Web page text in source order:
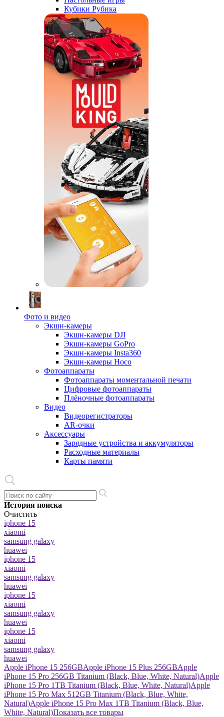
Кубики Рубика
Фото и видео
Экшн-камеры
Экшн-камеры DJI
Экшн-камеры GoPro
Экшн-камеры Insta360
Экшн-камеры Hoco
Фотоаппараты
Фотоаппараты моментальной печати
Цифровые фотоаппараты
Плёночные фотоаппараты
Видео
Видеорегистраторы
AR-очки
Аксессуары
Зарядные устройства и аккумуляторы
Расходные материалы
Карты памяти
История поиска
Очистить
iphone 15
xiaomi
samsung galaxy
huawei
iphone 15
xiaomi
samsung galaxy
huawei
iphone 15
xiaomi
samsung galaxy
huawei
iphone 15
xiaomi
samsung galaxy
huawei
Apple iPhone 15 256GBApple iPhone 15 Plus 256GBApple
iPhone 15 Pro 256GB Titanium (Black, Blue, White, Natural)Apple
iPhone 15 Pro 1TB Titanium (Black, Blue, White, Natural)Apple
iPhone 15 Pro Max 512GB Titanium (Black, Blue, White,
Natural)Apple iPhone 15 Pro Max 1TB Titanium (Black, Blue,
White, Natural)Показать все товары